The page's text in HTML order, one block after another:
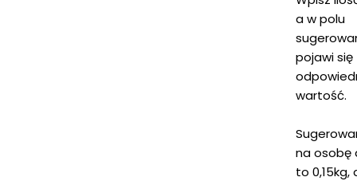
a w polu
pojawi się
wartość.
na osobę
to 0,15kg,